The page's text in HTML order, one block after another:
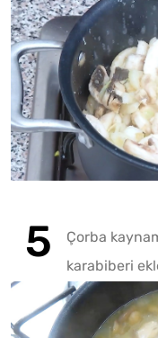
Çorba
karabiberi